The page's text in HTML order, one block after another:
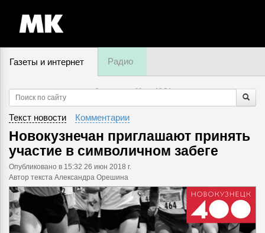
Газеты и интернет Радио
8 августа, суббота,18:54
Текст новости Комментарии
Новокузнечан приглашают принять
участие в символичном забеге
Опубликовано в 15:32 26 июн 2018 г.
Автор текста Александра Орешина